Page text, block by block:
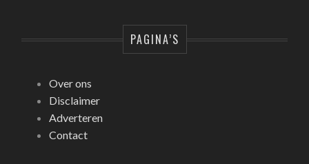
PAGINA’S
Over ons
Disclaimer
Adverteren
Contact